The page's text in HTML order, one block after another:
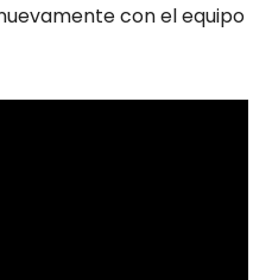
con el equipo